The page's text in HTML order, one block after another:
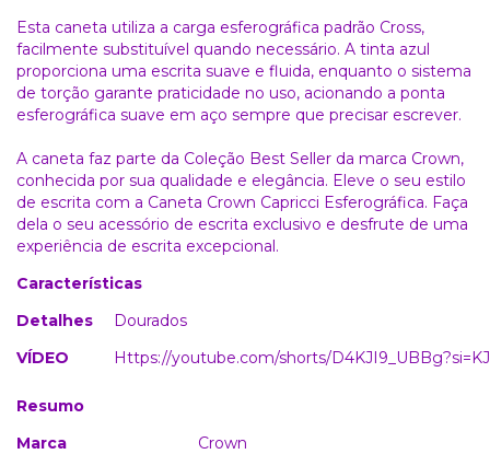
Esta caneta utiliza a carga esferográfica padrão Cross,
facilmente substituível quando necessário. A tinta azul
proporciona uma escrita suave e fluida, enquanto o sistema
de torção garante praticidade no uso, acionando a ponta
esferográfica suave em aço sempre que precisar escrever.
A caneta faz parte da Coleção Best Seller da marca Crown,
conhecida por sua qualidade e elegância. Eleve o seu estilo
de escrita com a Caneta Crown Capricci Esferográfica. Faça
dela o seu acessório de escrita exclusivo e desfrute de uma
experiência de escrita excepcional.
Características
Detalhes
Dourados
VÍDEO
Https://youtube.com/shorts/
Resumo
Marca
Crown